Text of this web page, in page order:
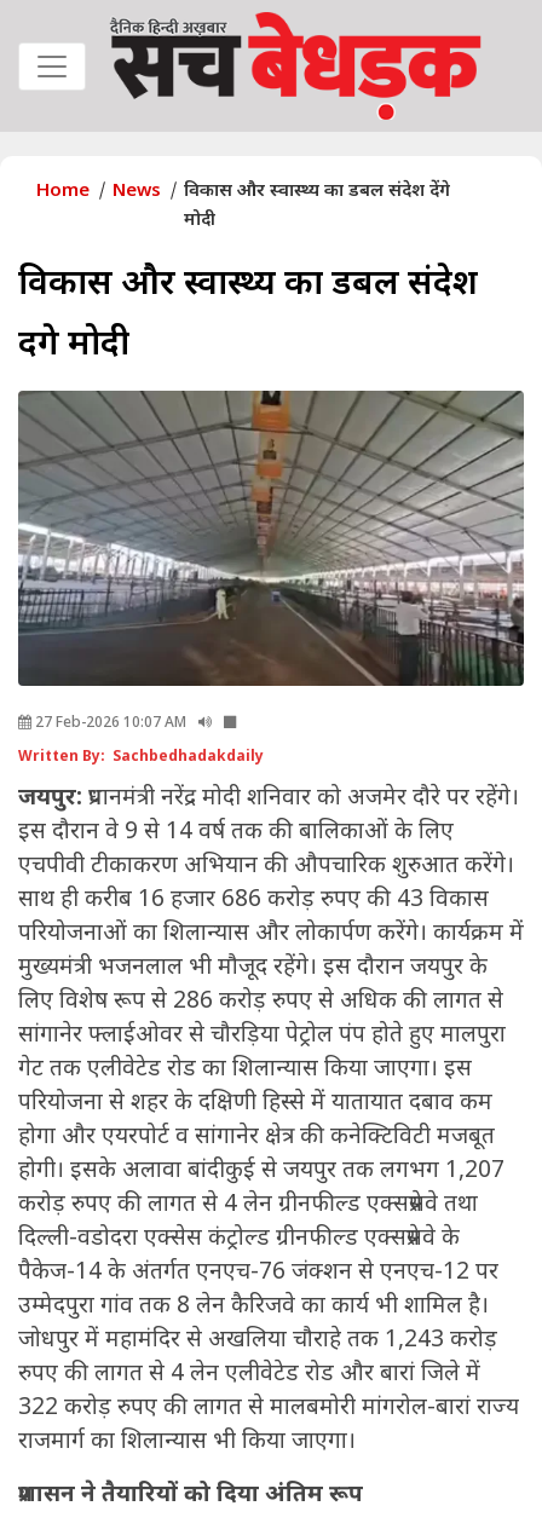
Home News
विकास और स्वास्थ्य का डबल संदेश देंगे
मोदी
विकास और स्वास्थ्य का डबल संदेश
देंगे मोदी
27 Feb-2026 10:07 AM
Written By: Sachbedhadakdaily
जयपुर: प्रधानमंत्री नरेंद्र मोदी शनिवार को अजमेर दौरे पर रहेंगे।
इस दौरान वे 9 से 14 वर्ष तक की बालिकाओं के लिए
एचपीवी टीकाकरण अभियान की औपचारिक शुरुआत करेंगे।
साथ ही करीब 16 हजार 686 करोड़ रुपए की 43 विकास
परियोजनाओं का शिलान्यास और लोकार्पण करेंगे। कार्यक्रम में
मुख्यमंत्री भजनलाल भी मौजूद रहेंगे। इस दौरान जयपुर के
लिए विशेष रूप से 286 करोड़ रुपए से अधिक की लागत से
सांगानेर फ्लाईओवर से चौरड़िया पेट्रोल पंप होते हुए मालपुरा
गेट तक एलीवेटेड रोड का शिलान्यास किया जाएगा। इस
परियोजना से शहर के दक्षिणी हिस्से में यातायात दबाव कम
होगा और एयरपोर्ट व सांगानेर क्षेत्र की कनेक्टिविटी मजबूत
होगी। इसके अलावा बांदीकुई से जयपुर तक लगभग 1,207
करोड़ रुपए की लागत से 4 लेन ग्रीनफील्ड एक्सप्रेसवे तथा
दिल्ली-वडोदरा एक्सेस कंट्रोल्ड ग्रीनफील्ड एक्सप्रेसवे के
पैकेज-14 के अंतर्गत एनएच-76 जंक्शन से एनएच-12 पर
उम्मेदपुरा गांव तक 8 लेन कैरिजवे का कार्य भी शामिल है।
जोधपुर में महामंदिर से अखलिया चौराहे तक 1,243 करोड़
रुपए की लागत से 4 लेन एलीवेटेड रोड और बारां जिले में
322 करोड़ रुपए की लागत से मालबमोरी मांगरोल-बारां राज्य
राजमार्ग का शिलान्यास भी किया जाएगा।
प्रशासन ने तैयारियों को दिया अंतिम रूप